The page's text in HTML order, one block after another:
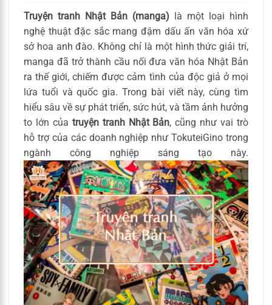
Truyện tranh Nhật Bản (manga) là một loại hình
nghệ thuật đặc sắc mang đậm dấu ấn văn hóa xứ
sở hoa anh đào. Không chỉ là một hình thức giải trí,
manga đã trở thành cầu nối đưa văn hóa Nhật Bản
ra thế giới, chiếm được cảm tình của độc giả ở mọi
lứa tuổi và quốc gia. Trong bài viết này, cùng tìm
hiểu sâu về sự phát triển, sức hút, và tầm ảnh hưởng
to lớn của truyện tranh Nhật Bản, cũng như vai trò
hỗ trợ của các doanh nghiệp như TokuteiGino trong
ngành công nghiệp sáng tạo này.